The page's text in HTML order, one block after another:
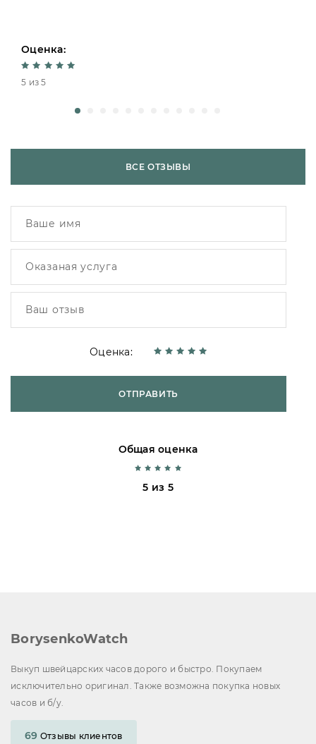
Оценка:
5 из 5
ВСЕ ОТЗЫВЫ
Оценка:
ОТПРАВИТЬ
Общая оценка
5 из 5
BorysenkoWatch
Выкуп швейцарских часов дорого и быстро. Покупаем
исключительно оригинал. Также возможна покупка новых
часов и б/у.
69 Отзывы клиентов